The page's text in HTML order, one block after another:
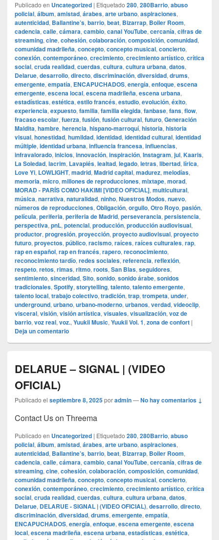
Publicado en Uncategorized | Etiquetado 280, 280Barrio, abuso
policial, álbum, amistad, árabes, arte urbano, aspiraciones,
autenticidad, Ballantine’s, barrio, beat, Bizarrap, Boiler Room,
cadencia, calle, cámara, cambio, canal YouTube, cercanía, cifras de
streaming, cine, cohesión, colaboración, composición, comunidad,
comunidad madrileña, concepto, concepto musical, concierto,
conexión, contemporáneo, crecimiento, crecimiento artístico, crítica
social, cruda realidad, cuerdas, cultura, cultura urbana, datos,
Delarue, desarrollo, directo, discriminación, diversidad, drums,
emergente, empatía, ENCAPUCHADOS, energía, enfoque, escena
emergente, escena local, escena madrileña, escena urbana,
estadísticas, estética, estilo francés, estudio, evolución, éxito,
experiencia, expuesto, familia, familia elegida, fanbase, fans, flow,
fracaso escolar, fuerza, fusión, fusión cultural, futuro, Generación
Maldita, hambre, herencia, hispano-marroquí, historia, historia
visual, honestidad, humildad, identidad, identidad cultural, identidad
múltiple, identidad urbana, influencia francesa, influencias,
infravalorado, inicios, innovación, inspiración, Instagram, jul, Kaaris,
La Soledad, lacrim, Lavapiés, lealtad, legado, letras, libertad, lírica,
Love Yi, LOWLIGHT, madrid, Madrid capital, madurez, melodías,
memoria, micro, millones de reproducciones, mixtape, morad,
MORAD - PARÍS COMO HAKIMI [VIDEO OFICIAL], multicultural,
música, narrativa, naturalidad, ninho, Nuestros Modos, nuevo,
números de reproducciones, Obligación, orgullo, Otro Royo, pasión,
película, periferia, periferia de Madrid, perseverancia, persistencia,
perspectiva, pnL, potencial, producción, producción audiovisual,
productor, progresión, proyección, proyecto audiovisual, proyecto
futuro, proyectos, público, racismo, raíces, raíces culturales, rap,
rap en español, rap en francés, rapero, reconocimiento,
reconocimiento tardío, redes sociales, referencia, reflexión,
respeto, retos, rimas, ritmo, roots, San Blas, seguidores,
sentimiento, sinceridad, Sito, sonido, sonido árabe, sonidos
tradicionales, Spotify, storytelling, talento, talento emergente,
talento local, trabajo colectivo, tradición, trap, trompeta, under,
underground, urbano, urbano-moderno, urbanos, verdad, videoclip,
visceral, visión, visión artística, visuales, visualización, voz de
barrio, voz real, voz., Yuukii Music, Yuukii Vol. 1, zona de confort |
Deja un comentario
DELARUE – SIGNAL | (VIDEO
OFICIAL)
Publicado el septiembre 8, 2025poradmin—No hay comentarios ↓
Contact Us on Threema
Publicado en Uncategorized | Etiquetado 280, 280Barrio, abuso
policial, álbum, amistad, árabes, arte urbano, aspiraciones,
autenticidad, Ballantine’s, barrio, beat, Bizarrap, Boiler Room,
cadencia, calle, cámara, cambio, canal YouTube, cercanía, cifras de
streaming, cine, cohesión, colaboración, composición, comunidad,
comunidad madrileña, concepto, concepto musical, concierto,
conexión, contemporáneo, crecimiento, crecimiento artístico, crítica
social, cruda realidad, cuerdas, cultura, cultura urbana, datos,
Delarue, DELARUE - SIGNAL | (VIDEO OFICIAL), desarrollo, directo,
discriminación, diversidad, drums, emergente, empatía,
ENCAPUCHADOS, energía, enfoque, escena emergente, escena
local, escena madrileña, escena urbana, estadísticas, estética,